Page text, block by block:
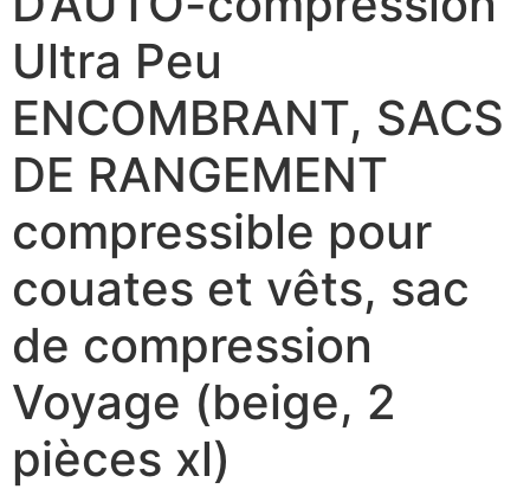
Ultra Peu
ENCOMBRANT, SACS
DE RANGEMENT
compressible pour
couates et vêts, sac
de compression
Voyage (beige, 2
pièces xl)